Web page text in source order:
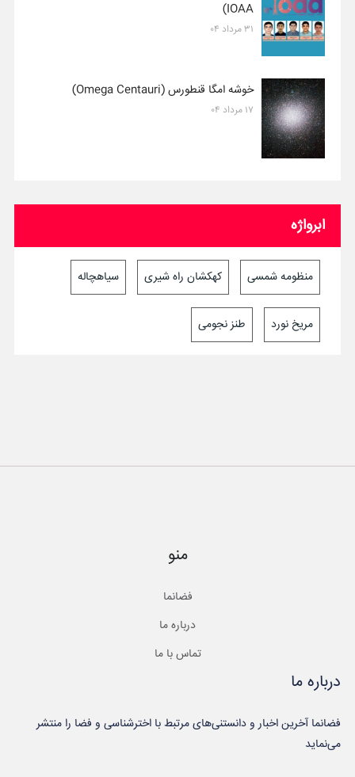
IOAA)
۳۱ مرداد ۰۴
خوشه امگا قنطورس (Omega Centauri)
۱۷ مرداد ۰۴
ابرواژه
منظومه شمسی کهکشان راه شیری سیاهچاله
مریخ نورد طنز نجومی
منو
فضانما
درباره ما
تماس با ما
درباره ما
فضانما آخرین اخبار و دانستنی‌های مرتبط با اخترشناسی و فضا را منتشر
می‌نماید